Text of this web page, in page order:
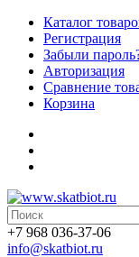
Каталог
Регистрация
Забыли
Авторизация
Сравнение
Корзина
+7 968 036-37-06
info@skatbiot.ru